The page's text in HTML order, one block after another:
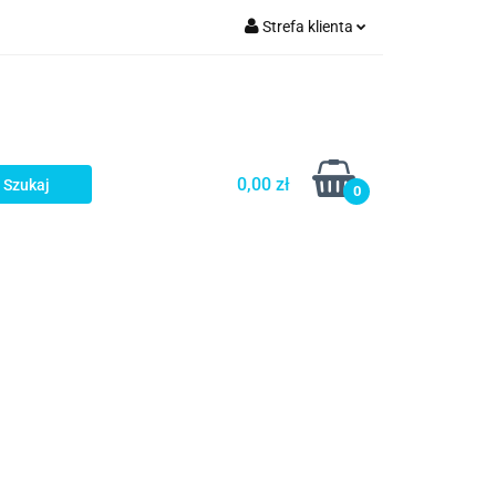
Strefa klienta
0,00 zł 0